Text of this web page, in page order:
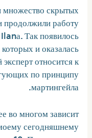
множество скрытых
продолжили работу
Так появилось
и оказалась
относится к
по принципу
мартингейла.
во многом зависит
сегодняшнему